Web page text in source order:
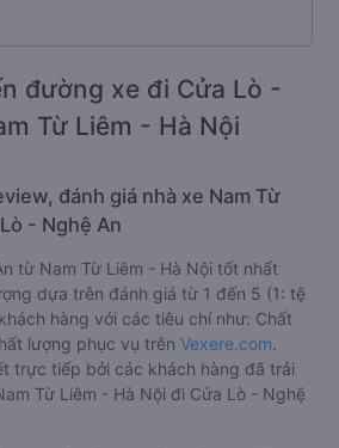
đường xe đi Cửa Lò -
Từ Liêm - Hà Nội
đánh giá nhà xe Nam Từ
- Nghệ An
từ Nam Từ Liêm - Hà Nội tốt nhất
dựa trên đánh giá từ 1 đến 5 (1: tệ
hàng với các tiêu chí như: Chất
lượng phục vụ trên Vexere.com.
trực tiếp bởi các khách hàng đã trải
Từ Liêm - Hà Nội đi Cửa Lò - Nghệ